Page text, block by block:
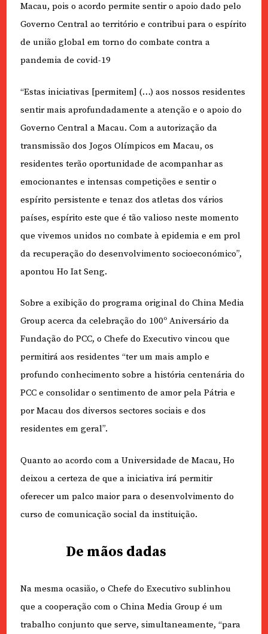
Macau, pois o acordo permite sentir o apoio dado pelo
Governo Central ao território e contribui para o espírito
de união global em torno do combate contra a
pandemia de covid-19
“Estas iniciativas [permitem] (…) aos nossos residentes
sentir mais aprofundadamente a atenção e o apoio do
Governo Central a Macau. Com a autorização da
transmissão dos Jogos Olímpicos em Macau, os
residentes terão oportunidade de acompanhar as
emocionantes e intensas competições e sentir o
espírito persistente e tenaz dos atletas dos vários
países, espírito este que é tão valioso neste momento
que vivemos unidos no combate à epidemia e em prol
da recuperação do desenvolvimento socioeconómico”,
apontou Ho Iat Seng.
Sobre a exibição do programa original do China Media
Group acerca da celebração do 100º Aniversário da
Fundação do PCC, o Chefe do Executivo vincou que
permitirá aos residentes “ter um mais amplo e
profundo conhecimento sobre a história centenária do
PCC e consolidar o sentimento de amor pela Pátria e
por Macau dos diversos sectores sociais e dos
residentes em geral”.
Quanto ao acordo com a Universidade de Macau, Ho
deixou a certeza de que a iniciativa irá permitir
oferecer um palco maior para o desenvolvimento do
curso de comunicação social da instituição.
De mãos dadas
Na mesma ocasião, o Chefe do Executivo sublinhou
que a cooperação com o China Media Group é um
trabalho conjunto que serve, simultaneamente, “para